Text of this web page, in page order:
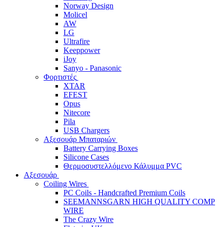
Norway Design
Molicel
AW
LG
Ultrafire
Keeppower
iJoy
Sanyo - Panasonic
Φορτιστές
XTAR
EFEST
Opus
Nitecore
Pila
USB Chargers
Αξεσουάρ Μπαταριών
Battery Carrying Boxes
Silicone Cases
Θερμοσυστελλόμενο Κάλυμμα PVC
Αξεσουάρ
Coiling Wires
PC Coils - Handcrafted Premium Coils
SEEMANNSGARN HIGH QUALITY COMP
WIRE
The Crazy Wire